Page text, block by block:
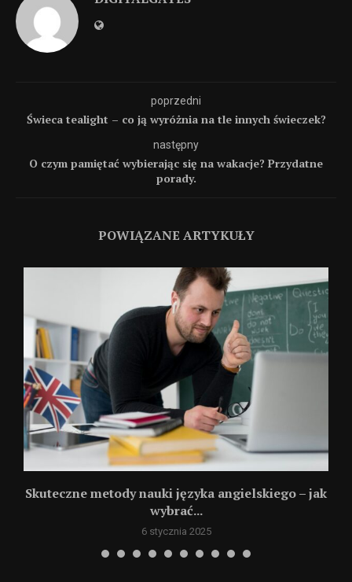
poprzedni
Świeca tealight – co ją wyróżnia na tle innych świeczek?
następny
O czym pamiętać wybierając się na wakacje? Przydatne
porady.
POWIĄZANE ARTYKUŁY
Skuteczne metody nauki języka angielskiego – jak
wybrać...
6 stycznia 2025